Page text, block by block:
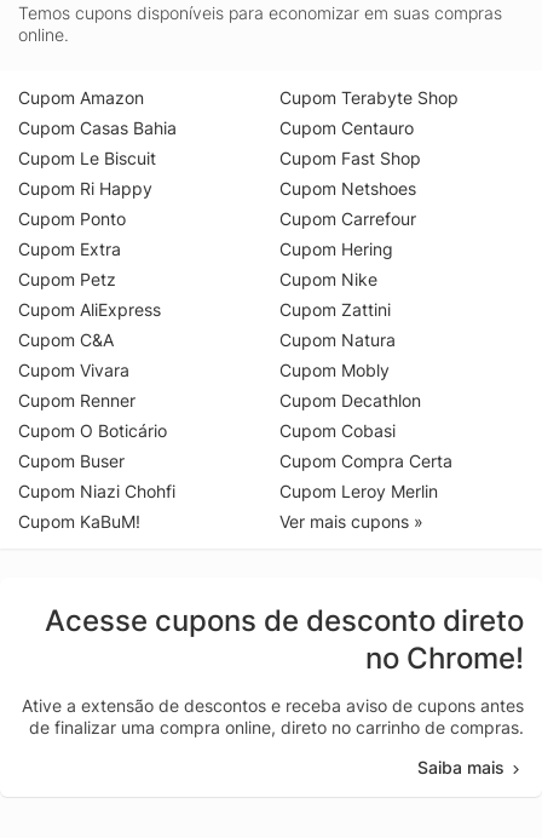
Temos cupons disponíveis para economizar em suas compras
online.
Cupom Amazon
Cupom Casas Bahia
Cupom Le Biscuit
Cupom Ri Happy
Cupom Ponto
Cupom Extra
Cupom Petz
Cupom AliExpress
Cupom C&A
Cupom Vivara
Cupom Renner
Cupom O Boticário
Cupom Buser
Cupom Niazi Chohfi
Cupom KaBuM!
Cupom Terabyte Shop
Cupom Centauro
Cupom Fast Shop
Cupom Netshoes
Cupom Carrefour
Cupom Hering
Cupom Nike
Cupom Zattini
Cupom Natura
Cupom Mobly
Cupom Decathlon
Cupom Cobasi
Cupom Compra Certa
Cupom Leroy Merlin
Ver mais cupons »
Acesse cupons de desconto direto
no Chrome!
Ative a extensão de descontos e receba aviso de cupons antes
de finalizar uma compra online, direto no carrinho de compras.
Saiba mais